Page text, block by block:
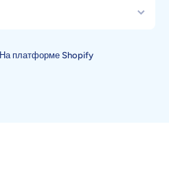
На платформе Shopify